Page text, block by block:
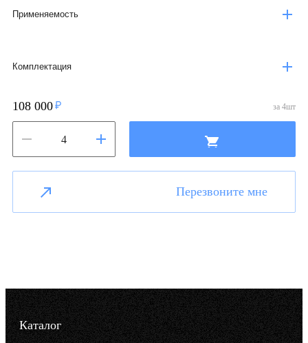
Применяемость
Комплектация
108 000 за 4шт
Перезвоните мне
Каталог